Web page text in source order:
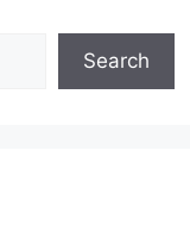
Search